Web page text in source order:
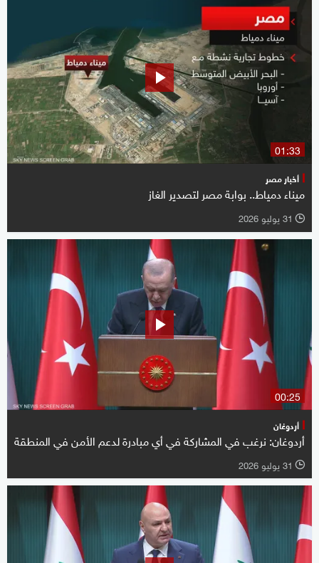
01:33
أخبار مصر
ميناء دمياط.. بوابة مصر لتصدير الغاز
l 31 يوليو 2026
00:25
أردوغان
أردوغان: نرغب في المشاركة في أي مبادرة لدعم الأمن في المنطقة
l 31 يوليو 2026